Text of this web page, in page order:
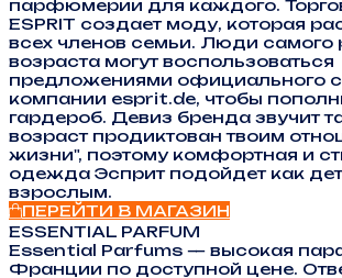
парфюмерии для каждого.
ESPRIT создает моду, которая
всех членов семьи. Люди самого
возраста могут воспользоваться
предложениями официального
компании esprit.de, чтобы
гардероб. Девиз бренда звучит
возраст продиктован твоим
жизни", поэтому комфортная и
одежда Эсприт подойдет как
взрослым.
ПЕРЕЙТИ В МАГАЗИН
ESSENTIAL PARFUM
Essential Parfums — высокая
Франции по доступной цене.